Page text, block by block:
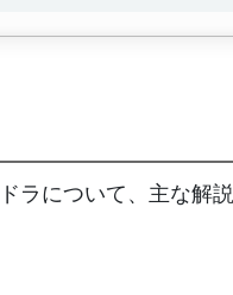
ラについて、主な解